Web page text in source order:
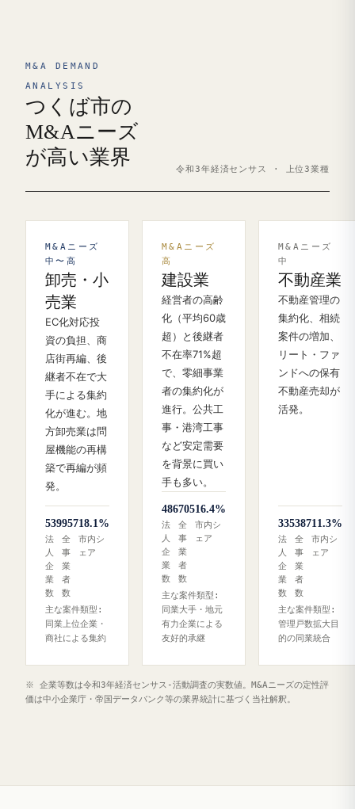
M&A DEMAND
ANALYSIS
つくば市の
M&Aニーズ
が高い業界
令和3年経済センサス · 上位3業種
M&Aニーズ
中〜高
卸売・小
売業
EC化対応投
資の負担、商
店街再編、後
継者不在で大
手による集約
化が進む。地
方卸売業は問
屋機能の再構
築で再編が頻
発。
539
法
人
企
業
数
957
全
事
業
者
数
18.1%
市内シ
ェア
主な案件類型:
同業上位企業・
商社による集約
M&Aニーズ
高
建設業
経営者の高齢
化（平均60歳
超）と後継者
不在率71%超
で、零細事業
者の集約化が
進行。公共工
事・港湾工事
など安定需要
を背景に買い
手も多い。
486
法
人
企
業
数
705
全
事
業
者
数
16.4%
市内シ
ェア
主な案件類型:
同業大手・地元
有力企業による
友好的承継
M&Aニーズ
中
不動産業
不動産管理の
集約化、相続
案件の増加、
リート・ファ
ンドへの保有
不動産売却が
活発。
335
法
人
企
業
数
387
全
事
業
者
数
11.3%
市内シ
ェア
主な案件類型:
管理戸数拡大目
的の同業統合
※ 企業等数は令和3年経済センサス‐活動調査の実数値。M&Aニーズの定性評
価は中小企業庁・帝国データバンク等の業界統計に基づく当社解釈。